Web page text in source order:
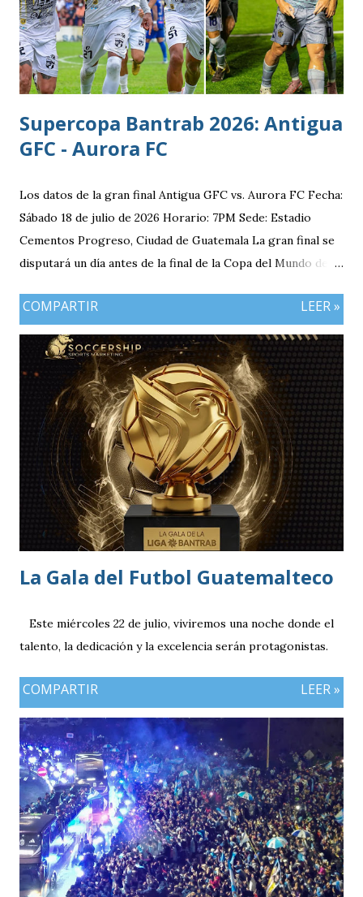
categoría.
Supercopa Bantrab 2026: Antigua
GFC - Aurora FC
Los datos de la gran final Antigua GFC vs. Aurora FC Fecha:
Sábado 18 de julio de 2026 Horario: 7PM Sede: Estadio
Cementos Progreso, Ciudad de Guatemala La gran final se
disputará un día antes de la final de la Copa del Mundo de la
especialmente futbolera para los aficionados
guatemaltecos. Antigua GFC llega al partido como el
equipo más regular del torneo tras g
COMPARTIR LEER »
La Gala del Futbol Guatemalteco
Este miércoles 22 de julio, viviremos una noche donde el
talento, la dedicación y la excelencia serán protagonistas.
COMPARTIR LEER »